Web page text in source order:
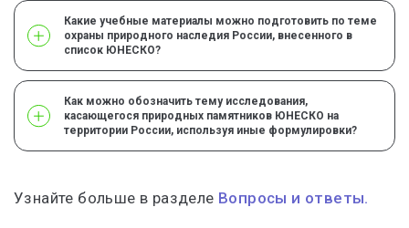
Какие учебные материалы можно подготовить по теме
охраны природного наследия России, внесенного в
список ЮНЕСКО?
Как можно обозначить тему исследования,
касающегося природных памятников ЮНЕСКО на
территории России, используя иные формулировки?
Узнайте больше в разделе Вопросы и ответы.